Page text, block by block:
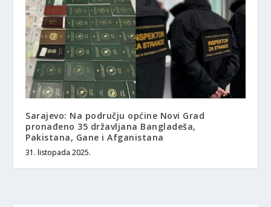
Sarajevo: Na području općine Novi Grad
pronađeno 35 državljana Bangladeša,
Pakistana, Gane i Afganistana
31. listopada 2025.